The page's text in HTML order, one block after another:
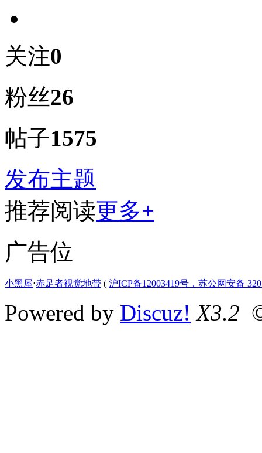
关注0
粉丝26
帖子1575
发布主题
推荐阅读更多+
广告位
小黑屋⋅赤足者视觉地带 ( 沪ICP备12003419号，苏公网安备
Powered by Discuz! X3.2